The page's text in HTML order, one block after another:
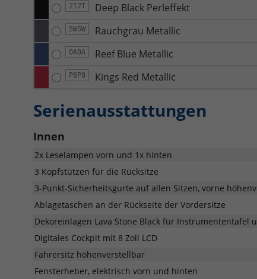
2T2T Deep Black Perleffekt
5W5W Rauchgrau Metallic
0A0A Reef Blue Metallic
P8P8 Kings Red Metallic
Serienausstattungen
Innen
2x Leselampen vorn und 1x hinten
3 Kopfstützen für die Rücksitze
3-Punkt-Sicherheitsgurte auf allen Sitzen, vorne
Ablagetaschen an der Rückseite der Vordersitze
Dekoreinlagen Lava Stone Black für Instrumententafel
Digitales Cockpit mit 8 Zoll LCD
Fahrersitz höhenverstellbar
Fensterheber, elektrisch vorn und hinten